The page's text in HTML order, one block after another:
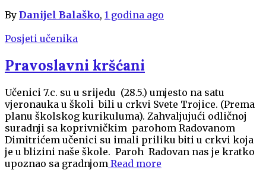
By Danijel Balaško, 1 godina ago
Posjeti učenika
Pravoslavni kršćani
Učenici 7.c. su u srijedu (28.5.) umjesto na satu
vjeronauka u školi bili u crkvi Svete Trojice. (Prema
planu školskog kurikuluma). Zahvaljujući odličnoj
suradnji sa koprivničkim parohom Radovanom
Dimitrićem učenici su imali priliku biti u crkvi koja
je u blizini naše škole. Paroh Radovan nas je kratko
upoznao sa gradnjom Read more